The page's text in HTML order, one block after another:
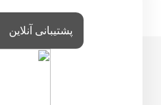
پشتیبانی آنلاین